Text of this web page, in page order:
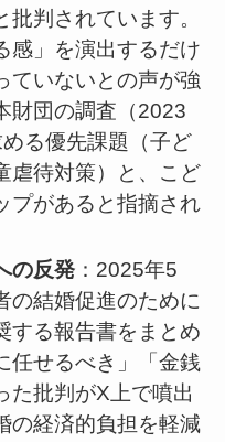
判されています。
感」を演出するだけ
ていないとの声が強
財団の調査（2023
る優先課題（子ど
虐待対策）と、こど
プがあると指摘され
の反発 ：2025年5
の結婚促進のために
する報告書をまとめ
任せるべき」「金銭
た批判がX上で噴出
の経済的負担を軽減